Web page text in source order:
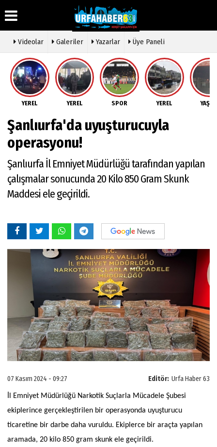
Üye Paneli
Haber
Arşivi
Arşivi
Haberleri
Hava
Durumu
Gazete
Anketler
Biyografiler
Köşe
Yazarları
Video
Foto
Galeri
Künye
İletişim
Çerez
Videolar Galeriler Yazarlar Üye Paneli
YEREL YEREL SPOR YEREL
Şanlıurfa'da uyuşturucuyla
operasyonu!
Şanlıurfa İl Emniyet Müdürlüğü tarafından yapılan
çalışmalar sonucunda 20 Kilo 850 Gram Skunk
Maddesi ele geçirildi.
Editör: Urfa Haber 63
07 Kasım 2024 - 09:27
İl Emniyet Müdürlüğü Narkotik Suçlarla Mücadele Şubesi
ekiplerince gerçekleştirilen bir operasyonda uyuşturucu
ticaretine bir darbe daha vuruldu. Ekiplerce bir araçta yapılan
aramada, 20 kilo 850 gram skunk ele geçirildi.